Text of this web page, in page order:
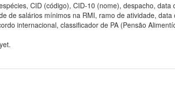
CID (código), CID-10 (nome), despacho,
de salários mínimos na RMI, ramo de atividade,
internacional, classificador de PA (Pensão